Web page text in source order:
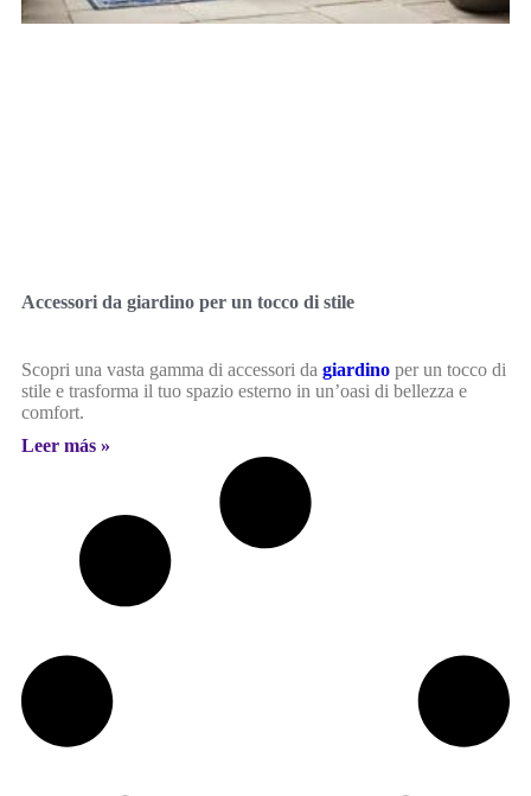
Accessori da giardino per un tocco di stile
Scopri una vasta gamma di accessori da giardino per un tocco di
stile e trasforma il tuo spazio esterno in un’oasi di bellezza e
comfort.
Leer más »